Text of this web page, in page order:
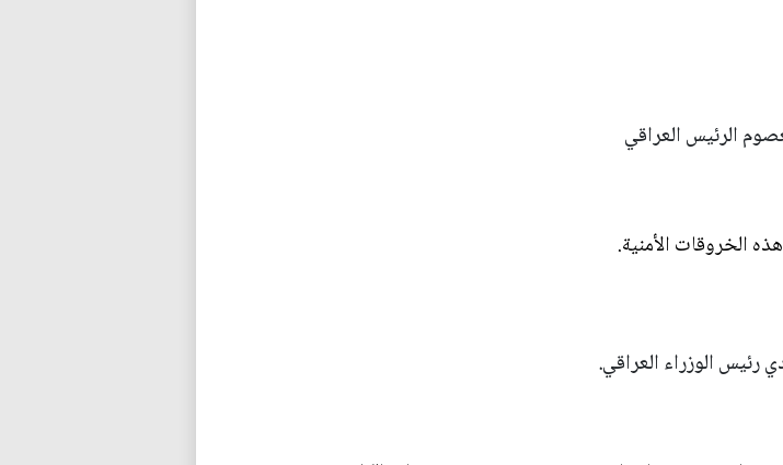
الرئيس العراقي
الخروقات الأمنية.
رئيس الوزراء العراقي.